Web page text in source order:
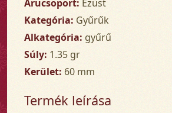
Árucsoport: Ezüst
Kategória: Gyűrűk
Alkategória: gyűrű
Súly: 1.35 gr
Kerület: 60 mm
Termék leírása